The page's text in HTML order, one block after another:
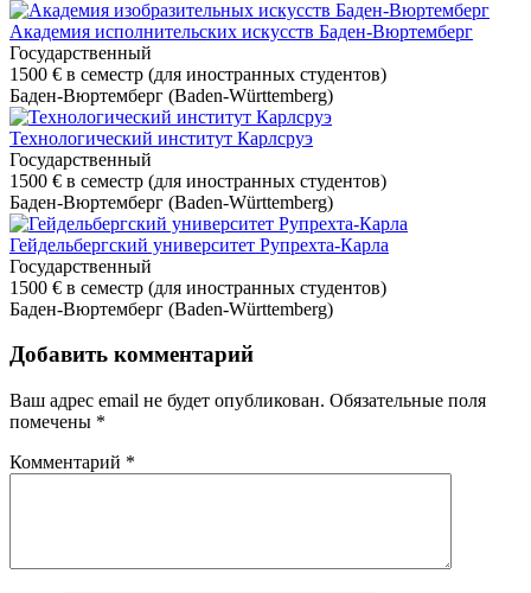
Академия исполнительских искусств Баден-Вюртемберг
Государственный
1500 € в семестр (для иностранных студентов)
Баден-Вюртемберг (Baden-Württemberg)
Технологический институт Карлсруэ
Государственный
1500 € в семестр (для иностранных студентов)
Баден-Вюртемберг (Baden-Württemberg)
Гейдельбергский университет Рупрехта-Карла
Государственный
1500 € в семестр (для иностранных студентов)
Баден-Вюртемберг (Baden-Württemberg)
Добавить комментарий
Ваш адрес email не будет опубликован. Обязательные поля
помечены *
Комментарий *